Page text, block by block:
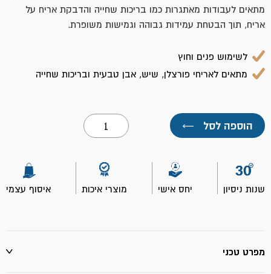
מתאים לעבודות מאתגרות כמו בריכות שחייה והדבקת אריח על
אריח, תוך הבטחת עמידות גבוהה וגמישות משופרת.
לשימוש פנים וחוץ
מתאים לאריחי פורצלן, שיש, אבן טבעית ובריכות שחייה
הוספה לסל ←
כמות
של
דבק
ק"ג
שנות ניסיון יחס אישי מוצרי איכות איסוף עצמי
מפרט טכני